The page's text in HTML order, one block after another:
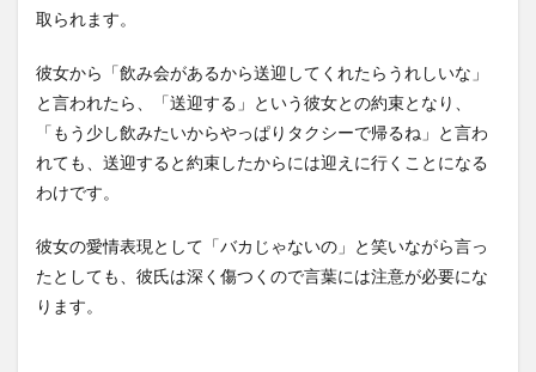
取られます。
彼女から「飲み会があるから送迎してくれたらうれしいな」
と言われたら、「送迎する」という彼女との約束となり、
「もう少し飲みたいからやっぱりタクシーで帰るね」と言わ
れても、送迎すると約束したからには迎えに行くことになる
わけです。
彼女の愛情表現として「バカじゃないの」と笑いながら言っ
たとしても、彼氏は深く傷つくので言葉には注意が必要にな
ります。